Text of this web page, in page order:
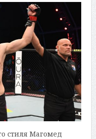
стиля Магомед